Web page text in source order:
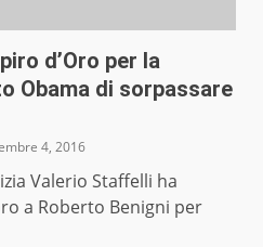
d’Oro per la
Obama di sorpassare
4, 2016
Valerio Staffelli ha
a Roberto Benigni per